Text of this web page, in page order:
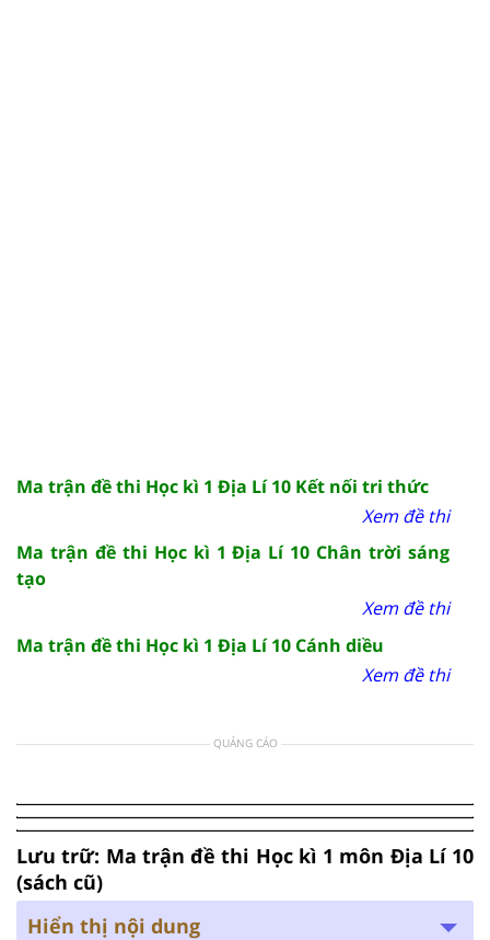
Ma trận đề thi Học kì 1 Địa Lí 10 Kết nối tri thức
Xem đề thi
Ma trận đề thi Học kì 1 Địa Lí 10 Chân trời sáng
tạo
Xem đề thi
Ma trận đề thi Học kì 1 Địa Lí 10 Cánh diều
Xem đề thi
QUẢNG CÁO
Lưu trữ: Ma trận đề thi Học kì 1 môn Địa Lí 10
(sách cũ)
Hiển thị nội dung